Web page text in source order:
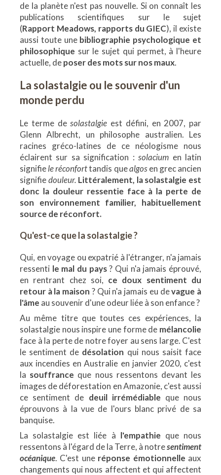
de la planète n'est pas nouvelle. Si on connaît les
publications scientifiques sur le sujet
(Rapport Meadows, rapports du GIEC), il existe
aussi toute une bibliographie psychologique et
philosophique sur le sujet qui permet, à l'heure
actuelle, deposer des mots sur nos maux.
La solastalgie ou le souvenir d'un
monde perdu
Le terme desolastalgie est défini, en 2007, par
Glenn Albrecht, un philosophe australien. Les
racines gréco-latines de ce néologisme nous
éclairent sur sa signification :solacium en latin
signifiele réconforttandis quealgosen grec ancien
signifiedouleur. Littéralement, la solastalgie est
donc la douleur ressentie face à la perte de
son environnement familier, habituellement
source de réconfort.
Qu'est-ce que la solastalgie ?
Qui, en voyage ou expatrié à l'étranger, n'a jamais
ressenti le mal du pays? Qui n'a jamais éprouvé,
en rentrant chez soi, ce doux sentiment du
retour à la maison ? Qui n'a jamais eu devague à
l'âme au souvenir d'une odeur liée à son enfance ?
Au même titre que toutes ces expériences, la
solastalgie nous inspire une forme de mélancolie
face à la perte de notre foyer au sens large. C'est
le sentiment de désolation qui nous saisit face
aux incendies en Australie en janvier 2020, c'est
la souffrance que nous ressentons devant les
images de déforestation en Amazonie, c'est aussi
ce sentiment de deuil irrémédiable que nous
éprouvons à la vue de l'ours blanc privé de sa
banquise.
La solastalgie est liée à l'empathie que nous
ressentons à l'égard de la Terre, à notresentiment
océanique. C'est une réponse émotionnelle aux
changements qui nous affectent et qui affectent